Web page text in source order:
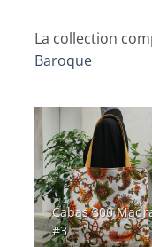
La collection
Baroque
Cabas 300
#3